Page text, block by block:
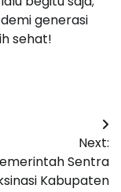
generasi
sehat!
Next:
Sentra
Kabupaten